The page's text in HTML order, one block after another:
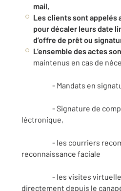
mail,
Les clients sont appelés
pour décaler leurs date
d’offre de prêt ou
L’ensemble des actes
maintenus en cas de
- Mandats en
- Signature de
léctronique,
- les courriers
reconnaissance faciale
- les visites virtuelle en
directement depuis le